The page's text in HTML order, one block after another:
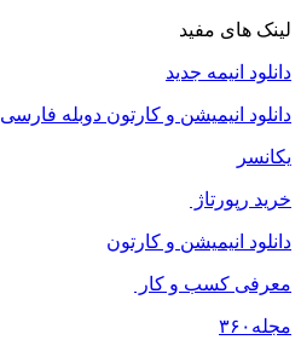
لینک های مفید
دانلود انیمه جدید
دانلود انیمیشن و کارتون دوبله فارسی
یکانسر
خرید رپورتاژ
دانلود انیمیشن و کارتون
معرفی کسب و کار
مجله ۳۶۰